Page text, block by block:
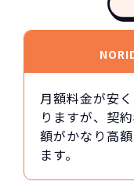
月額料金が安
りますが、契
額がかなり高
ます。